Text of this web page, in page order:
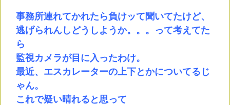
事務所連れてかれたら負けッて聞いてたけど、
逃げられんしどうしようか。。。って考えてた
ら
監視カメラが目に入ったわけ。
最近、エスカレーターの上下とかについてるじ
ゃん。
これで疑い晴れると思って